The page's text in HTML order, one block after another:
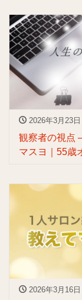
2026年3月23日
観察者の視点
マスヨ｜55歳
2026年3月16日